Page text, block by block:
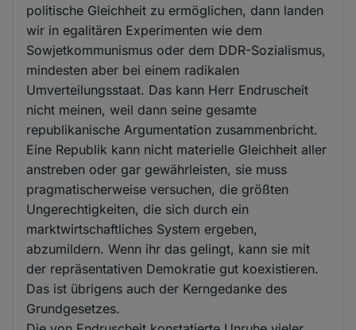
politische Gleichheit zu ermöglichen, dann landen
wir in egalitären Experimenten wie dem
Sowjetkommunismus oder dem DDR-Sozialismus,
mindesten aber bei einem radikalen
Umverteilungsstaat. Das kann Herr Endruscheit
nicht meinen, weil dann seine gesamte
republikanische Argumentation zusammenbricht.
Eine Republik kann nicht materielle Gleichheit aller
anstreben oder gar gewährleisten, sie muss
pragmatischerweise versuchen, die größten
Ungerechtigkeiten, die sich durch ein
marktwirtschaftliches System ergeben,
abzumildern. Wenn ihr das gelingt, kann sie mit
der repräsentativen Demokratie gut koexistieren.
Das ist übrigens auch der Kerngedanke des
Grundgesetzes.